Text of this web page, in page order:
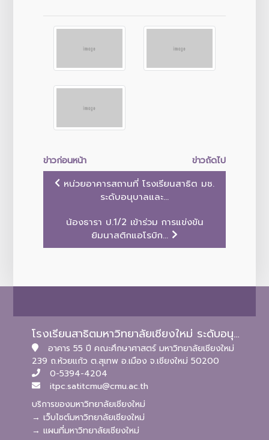
ข่าวก่อนหน้า
ข่าวถัดไป
หน่วยอาคารสถานที่ โรงเรียนสาธิต มช.
ระดับอนุบาลและ...
น้องธารา ป.1/2 เข้าร่วม การแข่งขัน
ยิมนาสติกแอโรบิก...
โรงเรียนสาธิตมหาวิทยาลัยเชียงใหม่ ระดับอนุบาลและประถมศึกษา
อาคาร 55 ปี คณะศึกษาศาสตร์ มหาวิทยาลัยเชียงใหม่
239 ถ.ห้วยแก้ว ต.สุเทพ อ.เมือง จ.เชียงใหม่ 50200
0-5394-4204
itpc.satitcmu@cmu.ac.th
บริการของมหาวิทยาลัยเชียงใหม่
→ เว็บไซต์มหาวิทยาลัยเชียงใหม่
→ แผนที่มหาวิทยาลัยเชียงใหม่